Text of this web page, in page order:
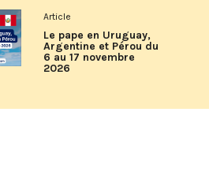
Article
Le pape en Uruguay,
Argentine et Pérou du
6 au 17 novembre
2026